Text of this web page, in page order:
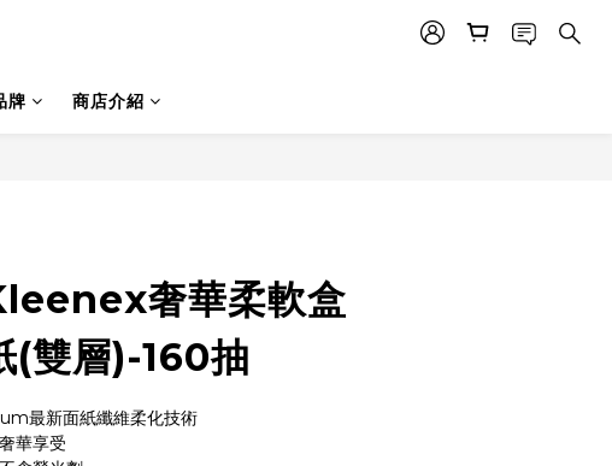
牌 商店介紹
奢華柔軟盒
(雙層)-160抽
最新面紙纖維柔化技術
華享受